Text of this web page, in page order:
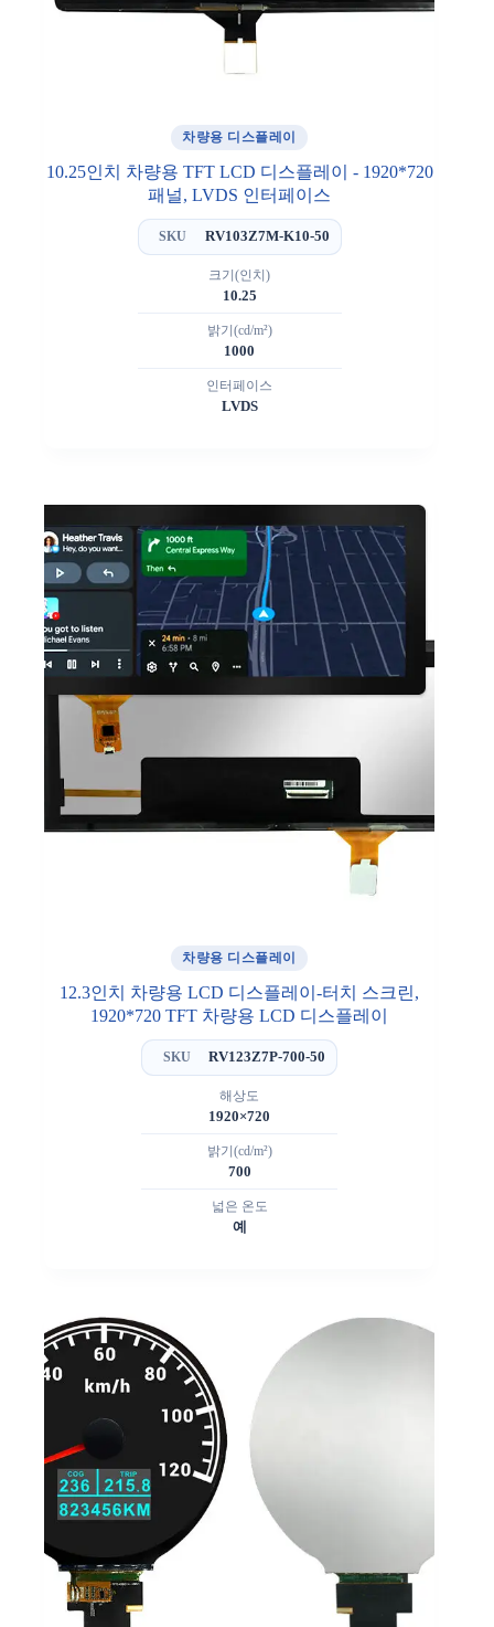
차량용 디스플레이
10.25인치 차량용 TFT LCD 디스플레이 - 1920*720
패널, LVDS 인터페이스
SKU RV103Z7M-K10-50
크기(인치)
10.25
밝기(cd/m²)
1000
인터페이스
LVDS
차량용 디스플레이
12.3인치 차량용 LCD 디스플레이-터치 스크린,
1920*720 TFT 차량용 LCD 디스플레이
SKU RV123Z7P-700-50
해상도
1920×720
밝기(cd/m²)
700
넓은 온도
예